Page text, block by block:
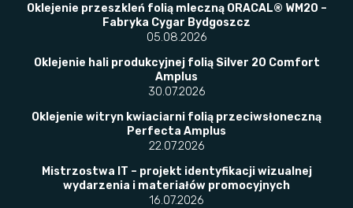
Oklejenie przeszkleń folią mleczną ORACAL® WM20 –
Fabryka Cygar Bydgoszcz
05.08.2026
Oklejenie hali produkcyjnej folią Silver 20 Comfort
Amplus
30.07.2026
Oklejenie witryn kwiaciarni folią przeciwsłoneczną
Perfecta Amplus
22.07.2026
Mistrzostwa IT – projekt identyfikacji wizualnej
wydarzenia i materiałów promocyjnych
16.07.2026